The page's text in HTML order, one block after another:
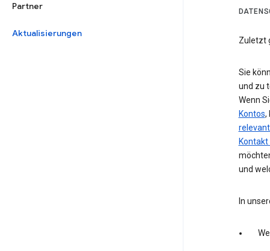
Partner
Aktualisierungen
Zuletzt
Sie
und zu
Wenn
Kontos,
und
In